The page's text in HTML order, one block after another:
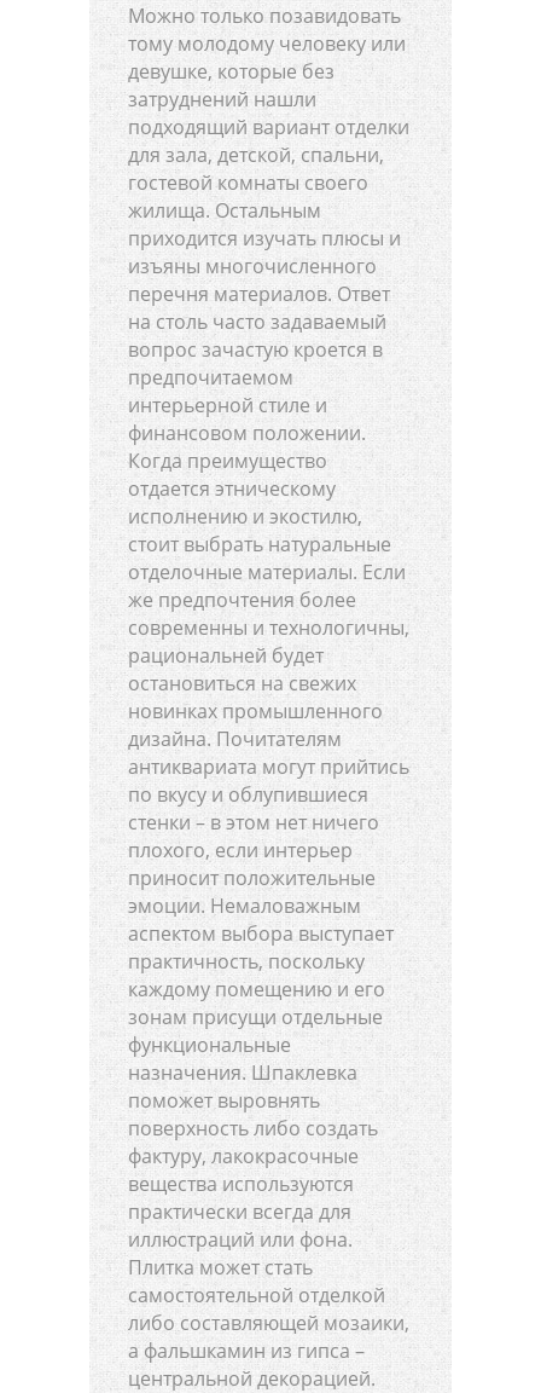
Можно только позавидовать
тому молодому человеку или
девушке, которые без
затруднений нашли
подходящий вариант отделки
для зала, детской, спальни,
гостевой комнаты своего
жилища. Остальным
приходится изучать плюсы и
изъяны многочисленного
перечня материалов. Ответ
на столь часто задаваемый
вопрос зачастую кроется в
предпочитаемом
интерьерной стиле и
финансовом положении.
Когда преимущество
отдается этническому
исполнению и экостилю,
стоит выбрать натуральные
отделочные материалы. Если
же предпочтения более
современны и технологичны,
рациональней будет
остановиться на свежих
новинках промышленного
дизайна. Почитателям
антиквариата могут прийтись
по вкусу и облупившиеся
стенки – в этом нет ничего
плохого, если интерьер
приносит положительные
эмоции. Немаловажным
аспектом выбора выступает
практичность, поскольку
каждому помещению и его
зонам присущи отдельные
функциональные
назначения. Шпаклевка
поможет выровнять
поверхность либо создать
фактуру, лакокрасочные
вещества используются
практически всегда для
иллюстраций или фона.
Плитка может стать
самостоятельной отделкой
либо составляющей мозаики,
а фальшкамин из гипса –
центральной декорацией.